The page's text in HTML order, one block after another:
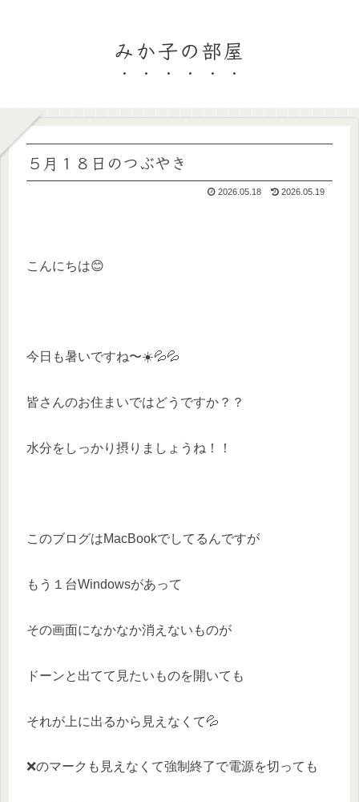
みか子の部屋
５月１８日のつぶやき
2026.05.18 2026.05.19
こんにちは😊
今日も暑いですね〜☀️💦💦
皆さんのお住まいではどうですか？？
水分をしっかり摂りましょうね！！
このブログはMacBookでしてるんですが
もう１台Windowsがあって
その画面になかなか消えないものが
ドーンと出てて見たいものを開いても
それが上に出るから見えなくて💦
❌のマークも見えなくて強制終了で電源を切っても